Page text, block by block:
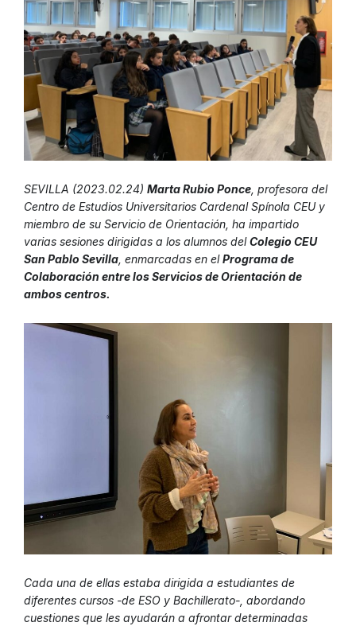
SEVILLA (2023.02.24) Marta Rubio Ponce , profesora del
Centro de Estudios Universitarios Cardenal Spínola CEU y
miembro de su Servicio de Orientación, ha impartido
varias sesiones dirigidas a los alumnos delColegio CEU
San Pablo Sevilla , enmarcadas en elPrograma de
Colaboración entre los Servicios de Orientación de
ambos centros.
Cada una de ellas estaba dirigida a estudiantes de
diferentes cursos -de ESO y Bachillerato-, abordando
cuestiones que les ayudarán a afrontar determinadas